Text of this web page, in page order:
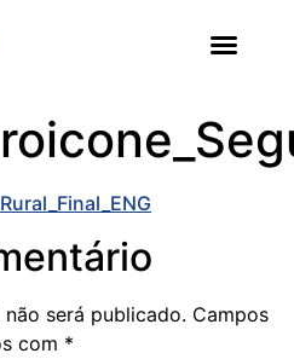
será publicado. Campos
com *